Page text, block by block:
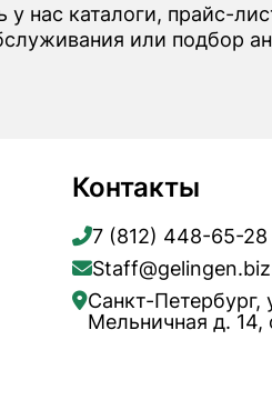
нас каталоги, прайс-
или подбор
Контакты
7 (812) 448-65-28
Staff@gelingen.biz
Санкт-Петербург,
Мельничная д. 14,